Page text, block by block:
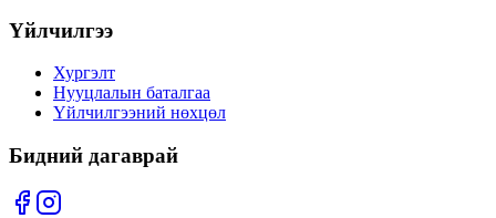
Үйлчилгээ
Хургэлт
Нууцлалын баталгаа
Үйлчилгээний нөхцөл
Бидний дагаврай